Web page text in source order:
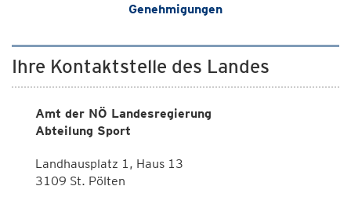
Genehmigungen
Ihre Kontaktstelle des Landes
Amt der NÖ Landesregierung
Abteilung Sport
Landhausplatz 1, Haus 13
3109 St. Pölten